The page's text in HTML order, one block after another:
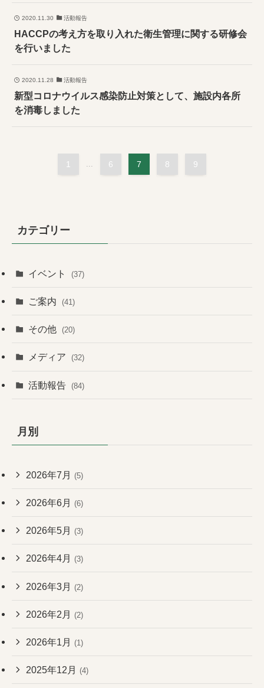
2020.11.30 活動報告
HACCPの考え方を取り入れた衛生管理に関する研修会
を行いました
2020.11.28 活動報告
新型コロナウイルス感染防止対策として、施設内各所
を消毒しました
1 ... 6 7 8 9
カテゴリー
イベント (37)
ご案内 (41)
その他 (20)
メディア (32)
活動報告 (84)
月別
2026年7月 (5)
2026年6月 (6)
2026年5月 (3)
2026年4月 (3)
2026年3月 (2)
2026年2月 (2)
2026年1月 (1)
2025年12月 (4)